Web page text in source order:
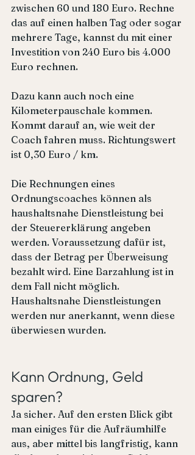
zwischen 60 und 180 Euro. Rechne
das auf einen halben Tag oder sogar
mehrere Tage, kannst du mit einer
Investition von 240 Euro bis 4.000
Euro rechnen.
Dazu kann auch noch eine
Kilometerpauschale kommen.
Kommt darauf an, wie weit der
Coach fahren muss. Richtungswert
ist 0,30 Euro / km.
Die Rechnungen eines
Ordnungscoaches können als
haushaltsnahe Dienstleistung bei
der Steuererklärung angeben
werden. Voraussetzung dafür ist,
dass der Betrag per Überweisung
bezahlt wird. Eine Barzahlung ist in
dem Fall nicht möglich.
Haushaltsnahe Dienstleistungen
werden nur anerkannt, wenn diese
überwiesen wurden.
Kann Ordnung, Geld
sparen?
Ja sicher. Auf den ersten Blick gibt
man einiges für die Aufräumhilfe
aus, aber mittel bis langfristig, kann